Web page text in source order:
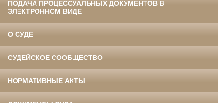
ПОДАЧА ПРОЦЕССУАЛЬНЫХ ДОКУМЕНТОВ В
ЭЛЕКТРОННОМ ВИДЕ
О СУДЕ
СУДЕЙСКОЕ СООБЩЕСТВО
НОРМАТИВНЫЕ АКТЫ